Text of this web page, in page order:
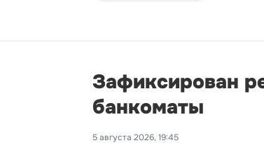
Зафиксирован
банкоматы
5 августа 2026, 19:45